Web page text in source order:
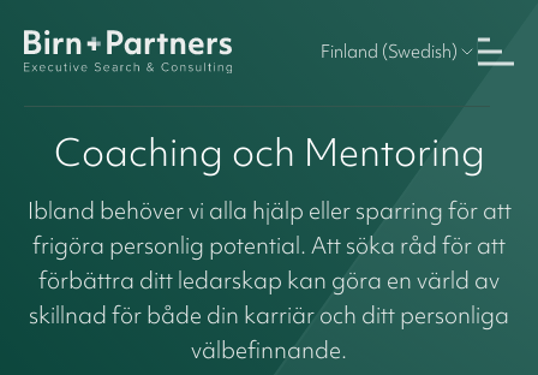
Finland (Swedish)
Coaching och Mentoring
Ibland behöver vi alla hjälp eller sparring för att
frigöra personlig potential. Att söka råd för att
förbättra ditt ledarskap kan göra en värld av
skillnad för både din karriär och ditt personliga
välbefinnande.